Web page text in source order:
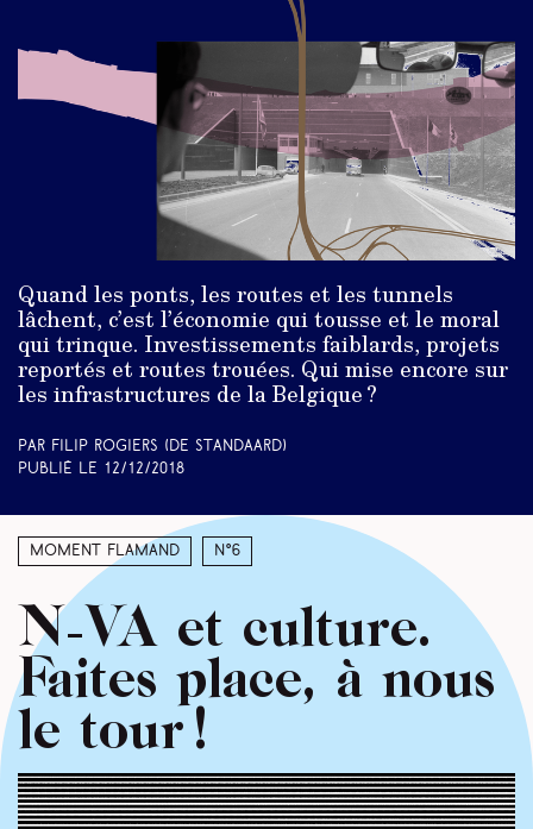
Quand les ponts, les routes et les tunnels
lâchent, c’est l’économie qui tousse et le moral
qui trinque. Investissements faiblards, projets
reportés et routes trouées. Qui mise encore sur
les infrastructures de la Belgique ?
Par Filip Rogiers (De Standaard)
Publié le 12/12/2018
Moment Flamand N°6
N-VA et culture.
Faites place, à nous
le tour !